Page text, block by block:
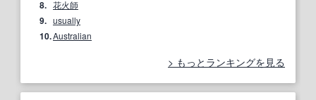
8. 花火師
9. usually
10.Australian
もっとランキングを見る